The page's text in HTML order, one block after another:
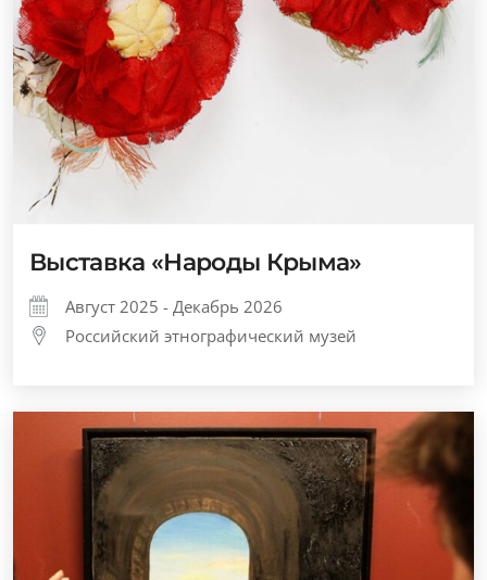
Выставка «Народы Крыма»
Август 2025 - Декабрь 2026
Российский этнографический музей